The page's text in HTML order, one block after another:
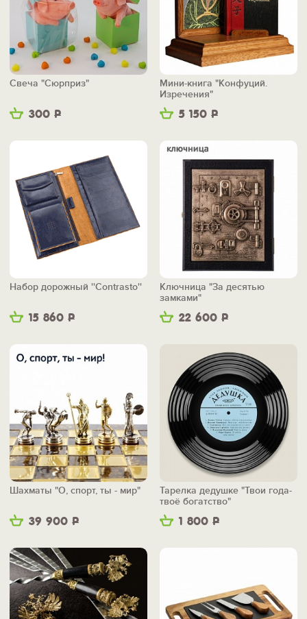
300 Р
Свеча "Сюрприз"
5 150 Р
Мини-книга "Конфуций.
Изречения"
15 860 Р
Набор дорожный ''Contrasto''
22 600 Р
Ключница "За десятью
замками"
39 900 Р
Шахматы "О, спорт, ты - мир"
1 800 Р
Тарелка дедушке "Твои года-
твоё богатство"